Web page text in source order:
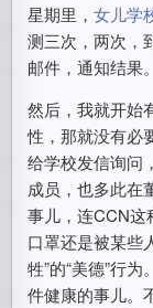
星期里，女儿学
测三次，两次，
邮件，通知结果
然后，我就开始
性，那就没有必
给学校发信询问
成员，也多此在
事儿，连CCN这
口罩还是被某些
牲”的“美德”行
件健康的事儿。